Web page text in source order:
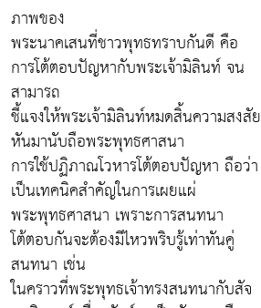
ภาพของ
พระนาคเสนที่ชาวพุทธทราบกันดี คือ
การโต้ตอบปัญหากับพระเจ้ามิลินท์ จน
สามารถ
ชี้แจงให้พระเจ้ามิลินท์หมดสิ้นความสงสัย
หันมานับถือพระพุทธศาสนา
การใช้ปฏิภาณโวหารโต้ตอบปัญหา ถือว่า
เป็นเทคนิคสำคัญในการเผยแผ่
พระพุทธศาสนา เพราะการสนทนา
โต้ตอบกันจะต้องมีไหวพริบรู้เท่าทันคู่
สนทนา เช่น
ในคราวที่พระพุทธเจ้าทรงสนทนากับสัจ